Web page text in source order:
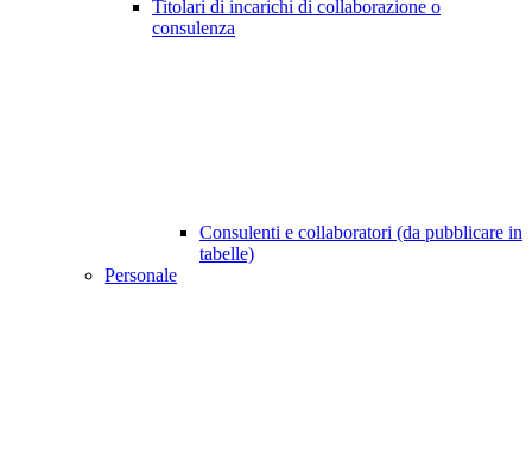
Titolari di incarichi di collaborazione o
consulenza
Consulenti e collaboratori (da pubblicare in
tabelle)
Personale